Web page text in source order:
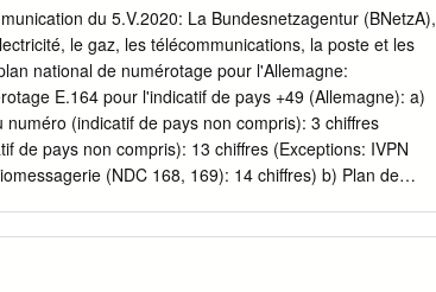
evening TV news services marked his death,
The most popular one, Tagesschau , painted
dark for one of the most influential and enigmatic
or Honecker usually had the last word, yet Schalck's
because the strings he pulled remained almost
his face at the time.
du 5.V.2020: La Bundesnetzagentur (BNetzA),
le gaz, les télécommunications, la poste et les
national de numérotage pour l'Allemagne:
E.164 pour l'indicatif de pays +49 (Allemagne): a)
(indicatif de pays non compris): 3 chiffres
de pays non compris): 13 chiffres (Exceptions: IVPN
(NDC 168, 169): 14 chiffres) b) Plan de
1160 6 6 Services à valeur sociale (numéro